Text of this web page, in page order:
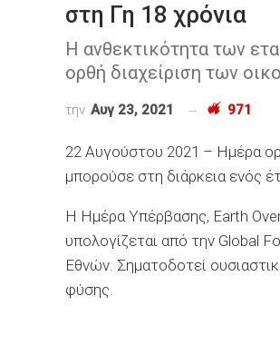
στη Γη 18 χρόνια
Η ανθεκτικότητα των
ορθή διαχείριση των
την Αυγ 23, 2021 971
22 Αυγούστου 2021 – Ημέρα
μπορούσε στη διάρκεια ενός
Η Ημέρα Υπέρβασης, Earth
υπολογίζεται από την Global
Εθνών. Σηματοδοτεί
φύσης.